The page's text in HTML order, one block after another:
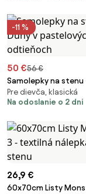
-11 %
50 €56 €
Samolepky na stenu
pastelových
Pre dievča, klasická
Na odoslanie o 2 dni
26,9 €
60x70cm Listy